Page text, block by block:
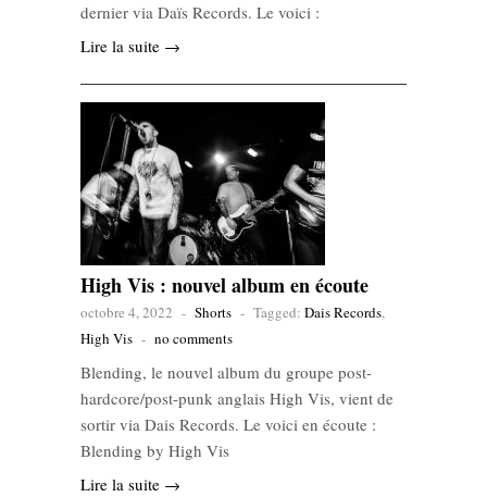
dernier via Daïs Records. Le voici :
Lire la suite →
High Vis : nouvel album en écoute
octobre 4, 2022 - Shorts - Tagged: Dais Records,
High Vis - no comments
Blending, le nouvel album du groupe post-
hardcore/post-punk anglais High Vis, vient de
sortir via Dais Records. Le voici en écoute :
Blending by High Vis
Lire la suite →